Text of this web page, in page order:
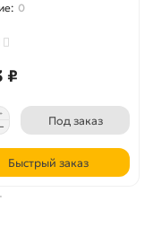
0
₽
Под заказ
Быстрый заказ